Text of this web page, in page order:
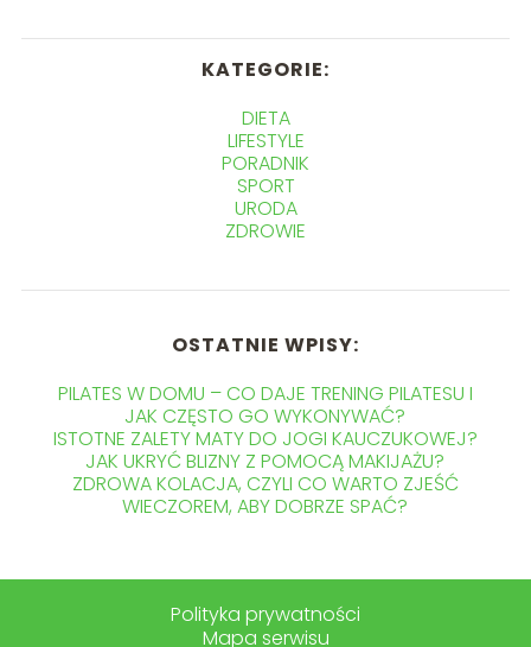
KATEGORIE:
DIETA
LIFESTYLE
PORADNIK
SPORT
URODA
ZDROWIE
OSTATNIE WPISY:
PILATES W DOMU – CO DAJE TRENING PILATESU I
JAK CZĘSTO GO WYKONYWAĆ?
ISTOTNE ZALETY MATY DO JOGI KAUCZUKOWEJ?
JAK UKRYĆ BLIZNY Z POMOCĄ MAKIJAŻU?
ZDROWA KOLACJA, CZYLI CO WARTO ZJEŚĆ
WIECZOREM, ABY DOBRZE SPAĆ?
Polityka prywatności
Mapa serwisu